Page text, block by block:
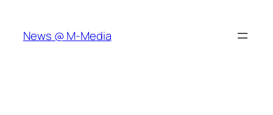
content
News @ M-Media